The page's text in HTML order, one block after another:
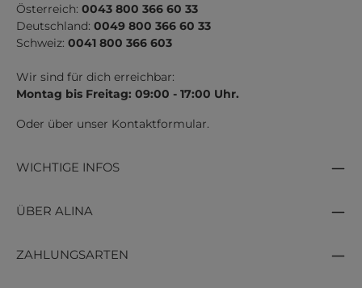
Österreich: 0043 800 366 60 33
Deutschland: 0049 800 366 60 33
Schweiz: 0041 800 366 603
Wir sind für dich erreichbar:
Montag bis Freitag: 09:00 - 17:00 Uhr.
Oder über unser Kontaktformular.
WICHTIGE INFOS
ÜBER ALINA
ZAHLUNGSARTEN